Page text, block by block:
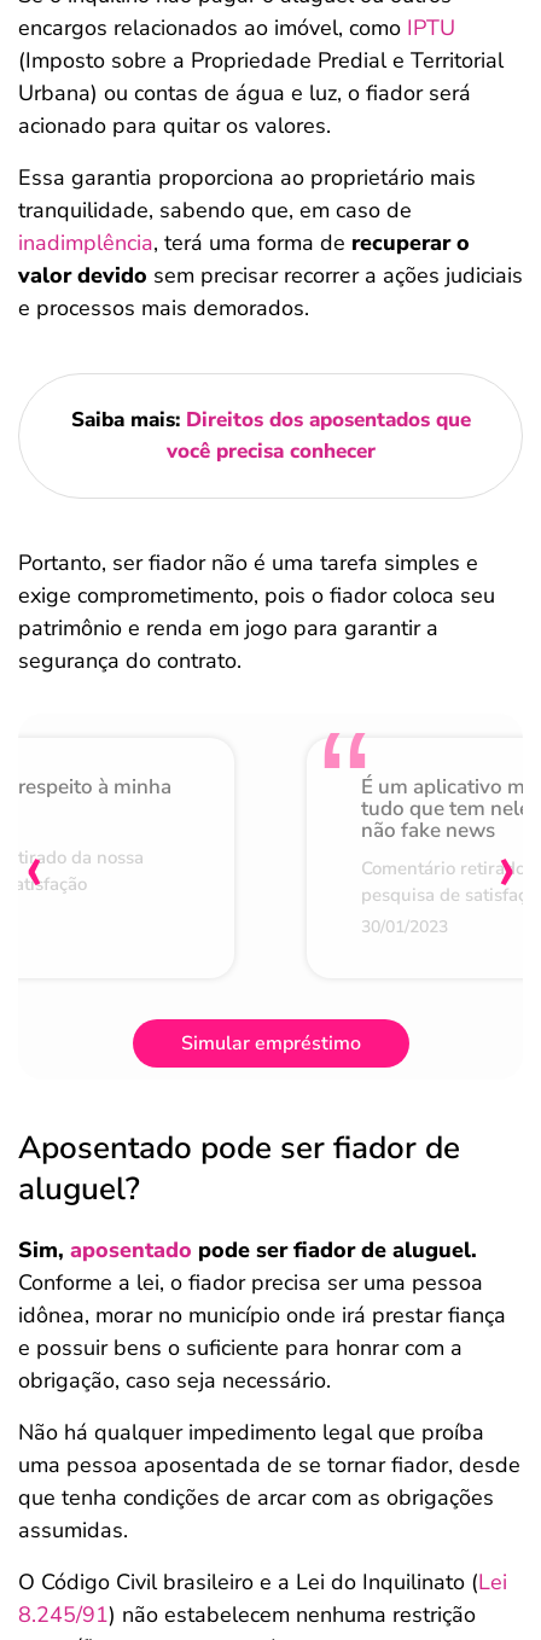
encargos relacionados ao imóvel, como IPTU
(Imposto sobre a Propriedade Predial e Territorial
Urbana) ou contas de água e luz, o fiador será
acionado para quitar os valores.
Essa garantia proporciona ao proprietário mais
tranquilidade, sabendo que, em caso de
inadimplência, terá uma forma de recuperar o
valor devido sem precisar recorrer a ações judiciais
e processos mais demorados.
Saiba mais: Direitos dos aposentados que
você precisa conhecer
Portanto, ser fiador não é uma tarefa simples e
exige comprometimento, pois o fiador coloca seu
patrimônio e renda em jogo para garantir a
segurança do contrato.
respeito à minha
da nossa
É um aplicativo
tudo que tem nele
não fake news
Comentário retirado
pesquisa de
30/01/2023
‹ ›
Simular empréstimo
Aposentado pode ser fiador de
aluguel?
Sim, aposentado pode ser fiador de aluguel.
Conforme a lei, o fiador precisa ser uma pessoa
idônea, morar no município onde irá prestar fiança
e possuir bens o suficiente para honrar com a
obrigação, caso seja necessário.
Não há qualquer impedimento legal que proíba
uma pessoa aposentada de se tornar fiador, desde
que tenha condições de arcar com as obrigações
assumidas.
O Código Civil brasileiro e a Lei do Inquilinato (Lei
8.245/91) não estabelecem nenhuma restrição